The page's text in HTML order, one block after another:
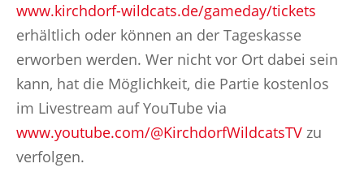
www.kirchdorf-wildcats.de/gameday/tickets
erhältlich oder können an der Tageskasse
erworben werden. Wer nicht vor Ort dabei sein
kann, hat die Möglichkeit, die Partie kostenlos
im Livestream auf YouTube via
www.youtube.com/@KirchdorfWildcatsTV zu
verfolgen.